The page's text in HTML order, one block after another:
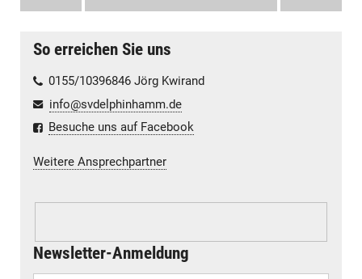
So erreichen Sie uns
0155/10396846 Jörg Kwirand
info@svdelphinhamm.de
Besuche uns auf Facebook
Weitere Ansprechpartner
Newsletter-Anmeldung